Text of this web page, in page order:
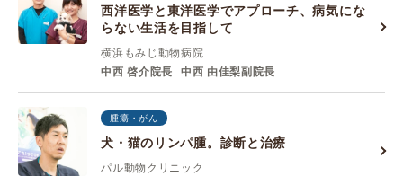
西洋医学と東洋医学でアプローチ、病気にな
らない生活を目指して
横浜もみじ動物病院
中西 啓介院長
中西 由佳梨副院長
腫瘍・がん
犬・猫のリンパ腫。診断と治療
パル動物クリニック